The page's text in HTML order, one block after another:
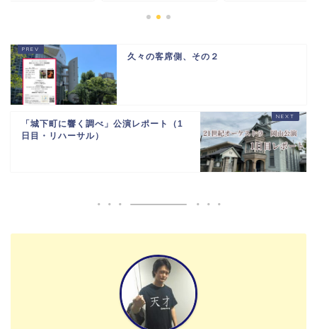
久々の客席側、その２
「城下町に響く調べ」公演レポート（1
日目・リハーサル）